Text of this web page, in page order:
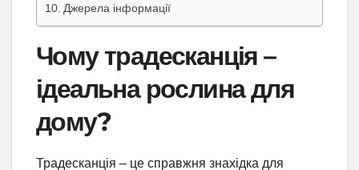
Джерела інформації
Чому традесканція –
ідеальна рослина для
дому?
Традесканція – це справжня знахідка для